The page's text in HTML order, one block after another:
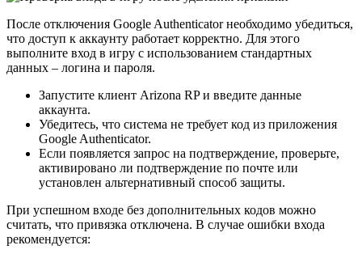
После отключения Google Authenticator необходимо убедиться,
что доступ к аккаунту работает корректно. Для этого
выполните вход в игру с использованием стандартных
данных – логина и пароля.
Запустите клиент Arizona RP и введите данные
аккаунта.
Убедитесь, что система не требует код из приложения
Google Authenticator.
Если появляется запрос на подтверждение, проверьте,
активировано ли подтверждение по почте или
установлен альтернативный способ защиты.
При успешном входе без дополнительных кодов можно
считать, что привязка отключена. В случае ошибки входа
рекомендуется: